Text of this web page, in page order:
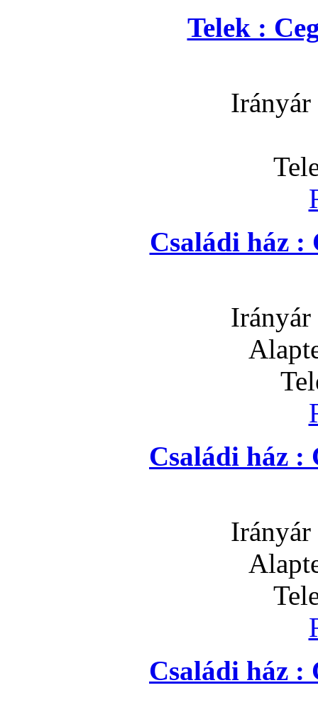
Telek :
Családi ház :
Családi ház :
Családi ház :